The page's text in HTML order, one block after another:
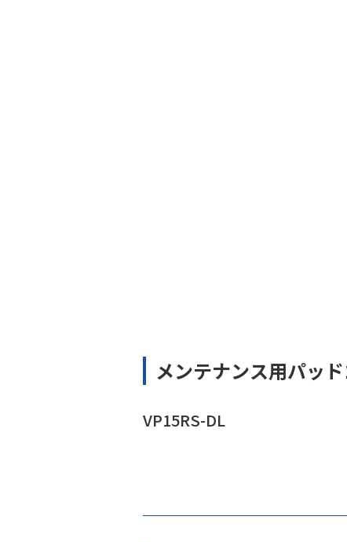
メンテナンス用パッ
VP15RS-DL